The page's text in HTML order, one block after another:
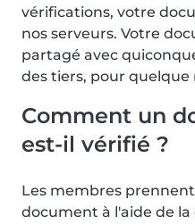
vérifications, votre
nos serveurs. Votre
partagé avec
des tiers, pour quelque
Comment un
est-il vérifié ?
Les membres
document à l'aide de la